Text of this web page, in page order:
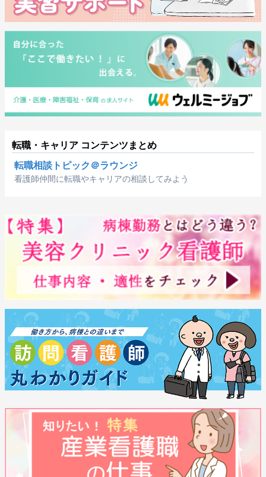
転職・キャリア コンテンツまとめ
転職相談トピック＠ラウンジ
看護師仲間に転職やキャリアの相談してみよう